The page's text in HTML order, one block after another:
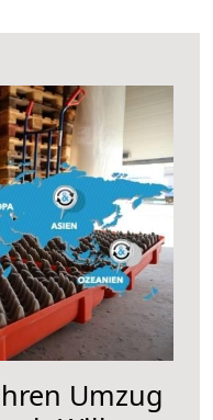
Umzug